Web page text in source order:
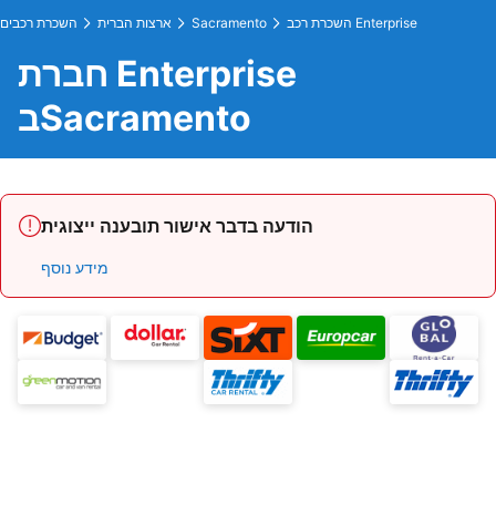
השכרת רכבים ארצות הברית Sacramento השכרת רכב Enterprise
חברת Enterprise
בSacramento
הודעה בדבר אישור תובענה ייצוגית
מידע נוסף